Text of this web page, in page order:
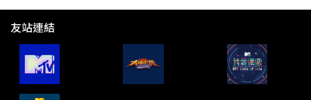
友站連結